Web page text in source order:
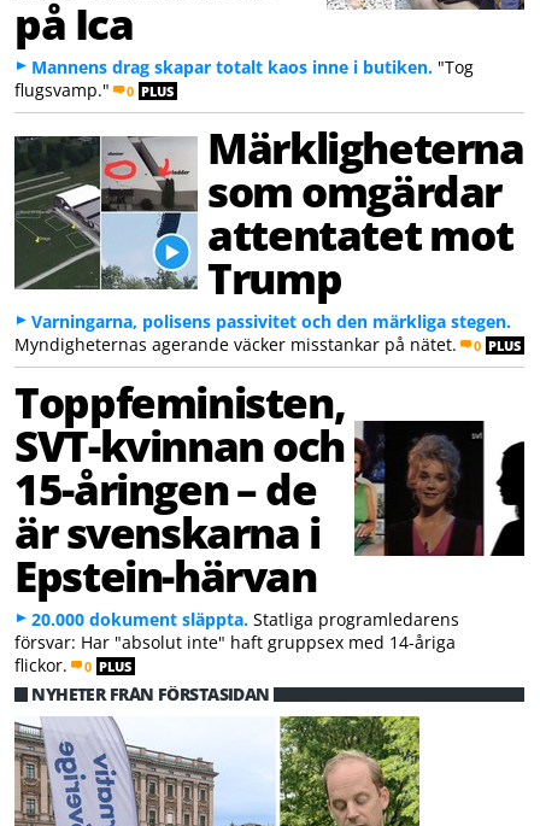
på Ica
Mannens drag skapar totalt kaos inne i butiken. "Tog
flugsvamp."
0 PLUS
Märkligheterna
som omgärdar
attentatet mot
Trump
Varningarna, polisens passivitet och den märkliga stegen.
Myndigheternas agerande väcker misstankar på nätet.
0 PLUS
Toppfeministen,
SVT-kvinnan och
15-åringen – de
är svenskarna i
Epstein-härvan
20.000 dokument släppta. Statliga programledarens
försvar: Har "absolut inte" haft gruppsex med 14-åriga
flickor.
0 PLUS
NYHETER FRÅN FÖRSTASIDAN